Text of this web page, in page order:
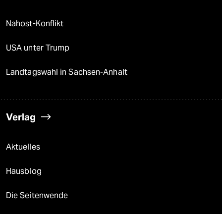
Nahost-Konflikt
USA unter Trump
Landtagswahl in Sachsen-Anhalt
Verlag
Aktuelles
Hausblog
Die Seitenwende